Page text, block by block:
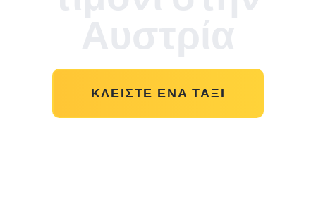
ΚΛΕΊΣΤΕ ΈΝΑ ΤΑΞΊ